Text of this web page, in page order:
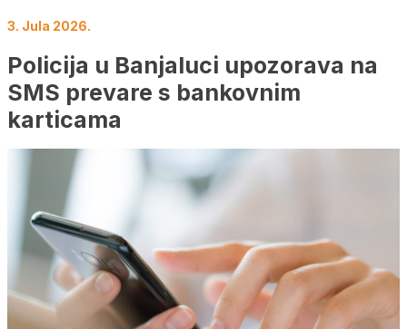
3. Jula 2026.
Policija u Banjaluci upozorava na
SMS prevare s bankovnim
karticama